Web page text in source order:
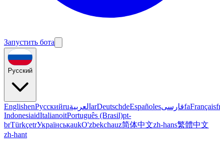
Запустить бота
Русский
EnglishenРусскийruالعربية arDeutschdeEspañolesفارسیfaFrançais
IndonesiaidItalianoitPortuguês (Brasil)pt-
brTürkçetrУкраїнськаukO'zbekchauz简体中文zh-hans繁體中文
zh-hant